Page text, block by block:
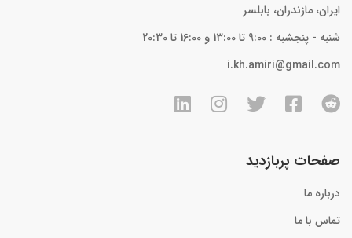
ایران، مازندران، بابلسر
شنبه - پنجشبه : 9:00 تا 13:00 و 16:00 تا 20:30
i.kh.amiri@gmail.com
صفحات پربازدید
درباره ما
تماس با ما